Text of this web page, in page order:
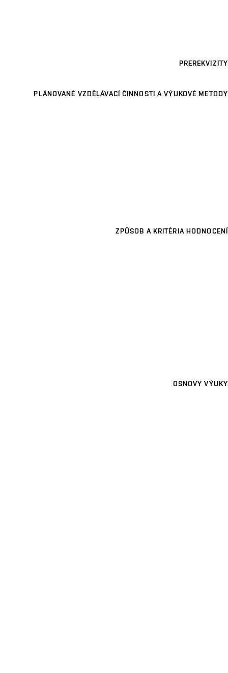
PREREKVIZITY
PLÁNOVANÉ VZDĚLÁVACÍ ČINNOSTI A VÝUKOVÉ METODY
ZPŮSOB A KRITÉRIA HODNOCENÍ
OSNOVY VÝUKY